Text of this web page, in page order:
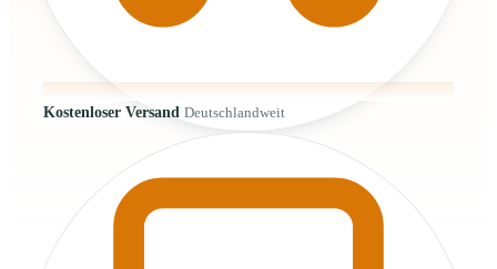
Kostenloser Versand Deutschlandweit